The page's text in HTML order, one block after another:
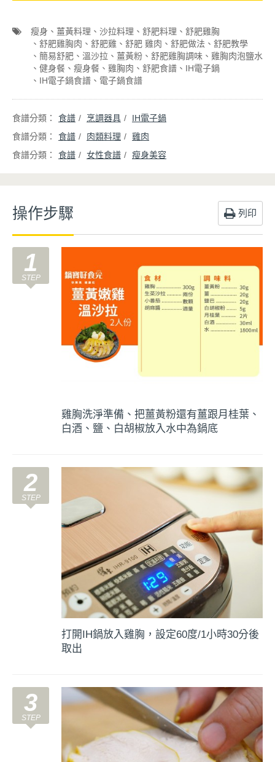
瘦身 薑黃料理 沙拉料理 舒肥料理
舒肥雞胸
舒肥雞胸肉
舒肥雞 舒肥 雞肉 舒肥做法
舒肥教學
簡易舒肥
溫沙拉 薑黃粉 舒肥雞胸調味
雞胸肉泡鹽水
健身餐
瘦身餐 雞胸肉 舒肥食譜
IH電子鍋
IH電子鍋食譜
電子鍋食譜
食譜 烹調器具
IH電子鍋
食譜
肉類料理
雞肉
食譜
女性食譜 瘦身美容
操作步驟 列印
1
雞胸洗淨準備、把薑黃粉還有薑跟月桂葉、
白酒、鹽、白胡椒放入水中為鍋底
2
打開IH鍋放入雞胸，設定60度/1小時30分後
取出
3